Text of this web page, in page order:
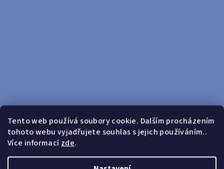
Tento web používá soubory cookie. Dalším procházením
tohoto webu vyjadřujete souhlas s jejich používáním..
Více informacízde.
Sledovat na Instagramu
Doprava zdarma od 599 Kč